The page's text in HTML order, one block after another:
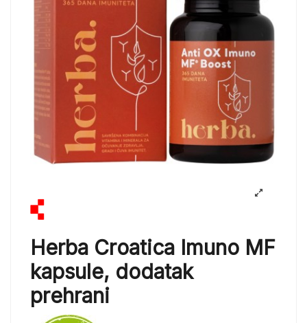
Herba Croatica Imuno MF
kapsule, dodatak
prehrani